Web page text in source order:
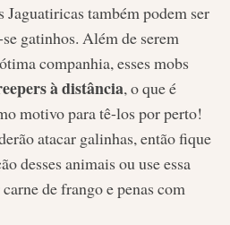
Jaguatiricas também podem ser
gatinhos. Além de serem
companhia, esses mobs
à distância, o que é
motivo para tê-los por perto!
atacar galinhas, então fique
desses animais ou use essa
de frango e penas com